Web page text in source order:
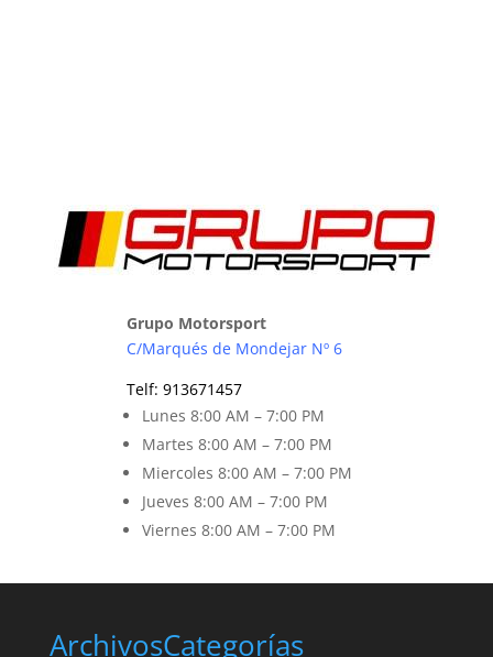
Grupo Motorsport
C/Marqués de Mondejar Nº 6
Telf: 913671457
Lunes 8:00 AM – 7:00 PM
Martes 8:00 AM – 7:00 PM
Miercoles 8:00 AM – 7:00 PM
Jueves 8:00 AM – 7:00 PM
Viernes 8:00 AM – 7:00 PM
ArchivosCategorías